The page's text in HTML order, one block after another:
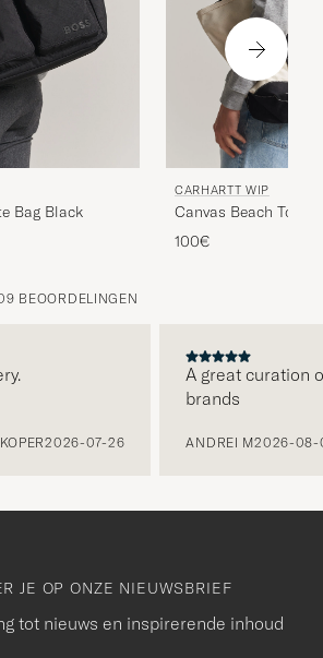
Bag Black
CARHARTT WIP
Canvas Beach Tote
100€
BEOORDELINGEN
KOPER2026-07-26
A great curation
brands
ANDREI M2026-08-
JE OP ONZE NIEUWSBRIEF
tot nieuws en inspirerende inhoud